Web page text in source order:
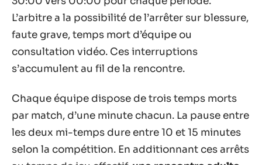
L’arbitre a la possibilité de l’arrêter sur blessure,
faute grave, temps mort d’équipe ou
consultation vidéo. Ces interruptions
s’accumulent au fil de la rencontre.
Chaque équipe dispose de trois temps morts
par match, d’une minute chacun. La pause entre
les deux mi-temps dure entre 10 et 15 minutes
selon la compétition. En additionnant ces arrêts